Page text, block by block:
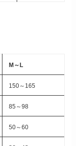
M～L
150～165
85～98
50～60